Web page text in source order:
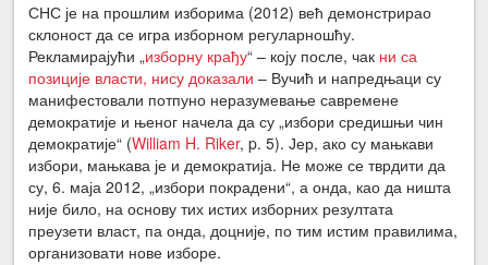
СНС је на прошлим изборима (2012) већ демонстрирао
склоност да се игра изборном регуларношћу.
Рекламирајући „изборну крађу“ – коју после, чак ни са
позиције власти, нису доказали – Вучић и напредњаци су
манифестовали потпуно неразумевање савремене
демократије и њеног начела да су „избори средишњи чин
демократије“ (William H. Riker,p. 5). Јер, ако су мањкави
избори, мањкава је и демократија. Не може се тврдити да
су, 6. маја 2012, „избори покрадени“, а онда, као да ништа
није било, на основу тих истих изборних резултата
преузети власт, па онда, доцније, по тим истим правилима,
организовати нове изборе.